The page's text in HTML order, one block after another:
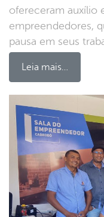
ofereceram auxílio
empreendedores,
pausa em seus
Leia mais…